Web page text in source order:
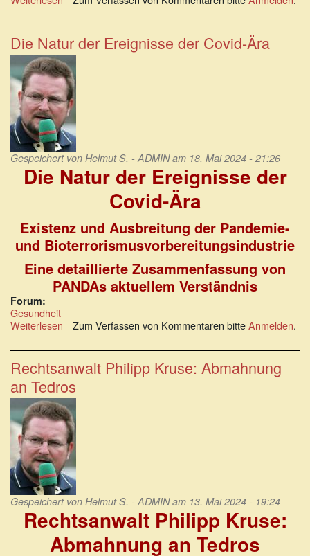
Protokolle
des
sog.
COVID-
19-
„Krisenstabs“
des
RKI
Die Natur der Ereignisse der Covid-Ära
Gespeichert von Helmut S. - ADMINam 18. Mai 2024 - 21:26
Die Natur der Ereignisse der
Covid-Ära
Existenz und Ausbreitung der Pandemie-
und Bioterrorismusvorbereitungsindustrie
Eine detaillierte Zusammenfassung von
PANDAs aktuellem Verständnis
Forum:
Gesundheit
Weiterlesen über
Natur
der
Ereignisse
der
Covid-
Ära
Zum Verfassen von Kommentaren bitteAnmelden.
Rechtsanwalt Philipp Kruse: Abmahnung
an Tedros
Gespeichert von Helmut S. - ADMINam 13. Mai 2024 - 19:24
Rechtsanwalt Philipp Kruse:
Abmahnung an Tedros